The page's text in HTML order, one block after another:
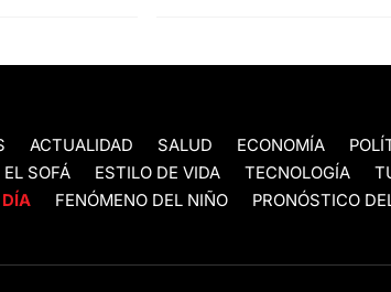
ACTUALIDAD SALUD ECONOMÍA
EL SOFÁ ESTILO DE VIDA TECNOLOGÍA
FENÓMENO DEL NIÑO PRONÓSTICO